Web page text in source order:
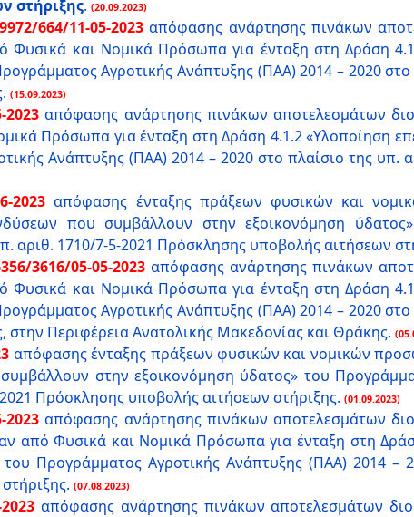
στήριξης. (20.09.2023)
664/11-05-2023απόφασης ανάρτησης πινάκων
Φυσικά και Νομικά Πρόσωπα για ένταξη στη Δράση
Αγροτικής Ανάπτυξης (ΠΑΑ) 2014 – 2020
(15.09.2023)
απόφασης ανάρτησης πινάκων αποτελεσμάτων
Πρόσωπα για ένταξη στη Δράση 4.1.2 «Υλοποίηση
Ανάπτυξης (ΠΑΑ) 2014 – 2020 στο πλαίσιο της υπ.
2023 απόφασης ένταξης πράξεων φυσικών και
που συμβάλλουν στην εξοικονόμηση
αριθ. 1710/7-5-2021 Πρόσκλησης υποβολής αιτήσεων
3616/05-05-2023 απόφασης ανάρτησης πινάκων
Φυσικά και Νομικά Πρόσωπα για ένταξη στη Δράση
Αγροτικής Ανάπτυξης (ΠΑΑ) 2014 – 2020
Περιφέρεια Ανατολικής Μακεδονίας και Θράκης.
απόφασης ένταξης πράξεων φυσικών και νομικών
στην εξοικονόμηση ύδατος» του
Πρόσκλησης υποβολής αιτήσεων στήριξης. (01.09.2023)
απόφασης ανάρτησης πινάκων αποτελεσμάτων
από Φυσικά και Νομικά Πρόσωπα για ένταξη στη
Προγράμματος Αγροτικής Ανάπτυξης (ΠΑΑ) 2014 –
(07.08.2023)
απόφασης ανάρτησης πινάκωναποτελεσμάτων